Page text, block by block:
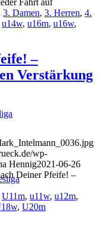
3. Damen, 3. Herren, 4.
u14w, u16m, u16w,
–
Verstärkung
wp-
Hennig2021-06-26
Deiner Pfeife! –
U11m, u11w, u12m,
, U20m